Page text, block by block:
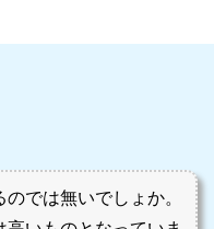
では無いでしょか。